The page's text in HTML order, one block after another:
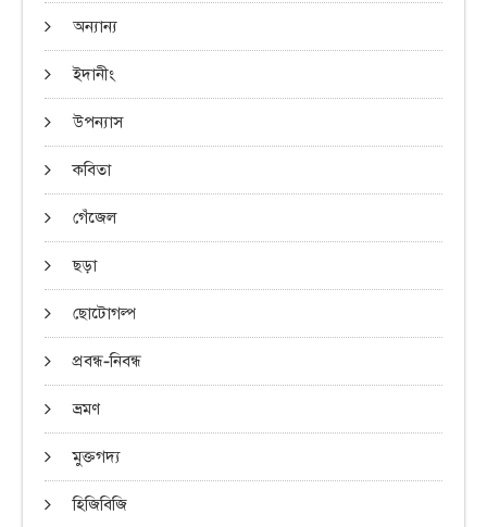
অন্যান্য
ইদানীং
উপন্যাস
কবিতা
গেঁজেল
ছড়া
ছোটোগল্প
প্রবন্ধ-নিবন্ধ
ভ্রমণ
মুক্তগদ্য
হিজিবিজি